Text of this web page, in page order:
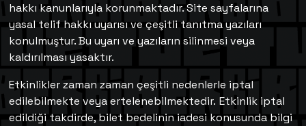
hakkı kanunlarıyla korunmaktadır. Site sayfalarına
yasal telif hakkı uyarısı ve çeşitli tanıtma yazıları
konulmuştur. Bu uyarı ve yazıların silinmesi veya
kaldırılması yasaktır.
Etkinlikler zaman zaman çeşitli nedenlerle iptal
edilebilmekte veya ertelenebilmektedir. Etkinlik iptal
edildiği takdirde, bilet bedelinin iadesi konusunda bilgi